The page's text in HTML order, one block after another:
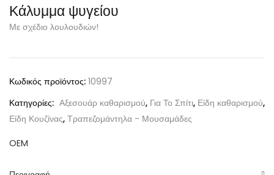
Θυμήσου με
Ξεχάσατε τον κωδικό σας;
Κάλυμμα ψυγείου
Με σχέδιο λουλουδιών!
Κωδικός προϊόντος: 10997
Κατηγορίες: Αξεσουάρ καθαρισμού, Για Το Σπίτι, Είδη καθαρισμού,
Είδη Κουζίνας, Τραπεζομάντηλα - Μουσαμάδες
OEM